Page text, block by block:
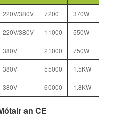
220V/380V 7200 370W
220V/380V 11000 550W
380V 21000 750W
380V 55000 1.5KW
380V 60000 1.8KW
an CE